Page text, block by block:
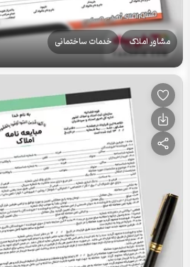
مشاور املاک خدمات ساختمانی